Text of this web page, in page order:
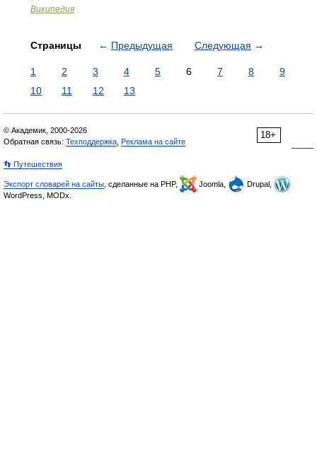
Википедия
Страницы ← Предыдущая Следующая →
1 2 3 4 5 6 7 8
9
10
11 12 13
18+
© Академик, 2000-2026
Обратная связь: Техподдержка Реклама на сайте
👣 Путешествия
Экспорт словарей на сайты , сделанные на PHP, Joomla,
Drupal,
WordPress, MODx.